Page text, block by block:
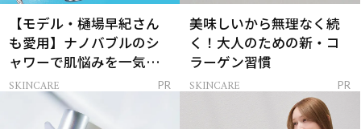
【モデル・樋場早紀さん
も愛用】ナノバブルのシ
ャワーで肌悩みを一気に
解決
SKINCARE PR
美味しいから無理なく続
く！大人のための新・コ
ラーゲン習慣
SKINCARE PR